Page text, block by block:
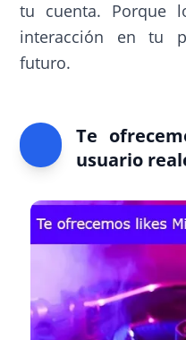
tu cuenta. Porque
interacción en tu
futuro.
Te
usuario